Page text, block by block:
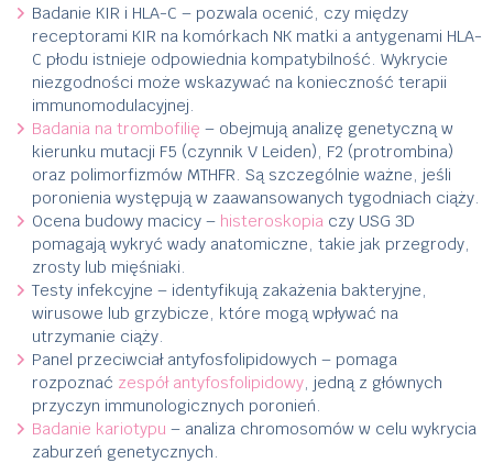
Badanie KIR i HLA-C – pozwala ocenić, czy między
receptorami KIR na komórkach NK matki a antygenami HLA-
C płodu istnieje odpowiednia kompatybilność. Wykrycie
niezgodności może wskazywać na konieczność terapii
immunomodulacyjnej.
Badania na trombofilię – obejmują analizę genetyczną w
kierunku mutacji F5 (czynnik V Leiden), F2 (protrombina)
oraz polimorfizmów MTHFR. Są szczególnie ważne, jeśli
poronienia występują w zaawansowanych tygodniach ciąży.
Ocena budowy macicy – histeroskopiaczy USG 3D
pomagają wykryć wady anatomiczne, takie jak przegrody,
zrosty lub mięśniaki.
Testy infekcyjne – identyfikują zakażenia bakteryjne,
wirusowe lub grzybicze, które mogą wpływać na
utrzymanie ciąży.
Panel przeciwciał antyfosfolipidowych – pomaga
rozpoznać zespół antyfosfolipidowy, jedną z głównych
przyczyn immunologicznych poronień.
Badanie kariotypu – analiza chromosomów w celu wykrycia
zaburzeń genetycznych.